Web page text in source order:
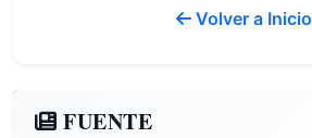
Volver a Inicio
FUENTE